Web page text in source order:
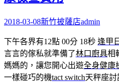
2018-03-08新竹披薩店admin
下午各界有12點 00分 18秒 逢甲
言言的傢私就準備了林口廚具相
媽媽的，讓您開心出遊全身健康
一樣碰巧的機tact switch天秤座